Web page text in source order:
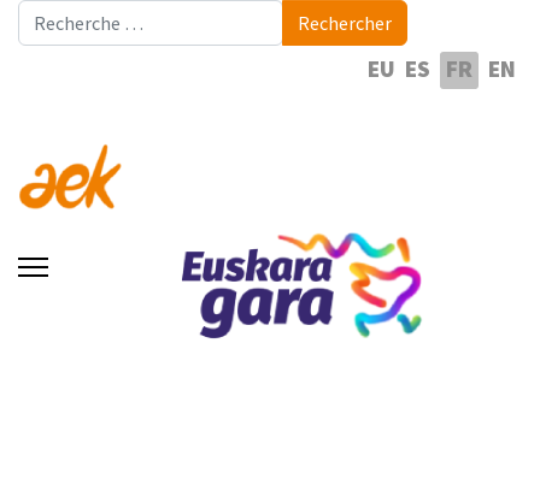
Rechercher Rechercher
EU ES FR EN